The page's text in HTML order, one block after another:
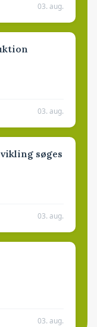
03. aug.
03. aug.
søges
03. aug.
03. aug.